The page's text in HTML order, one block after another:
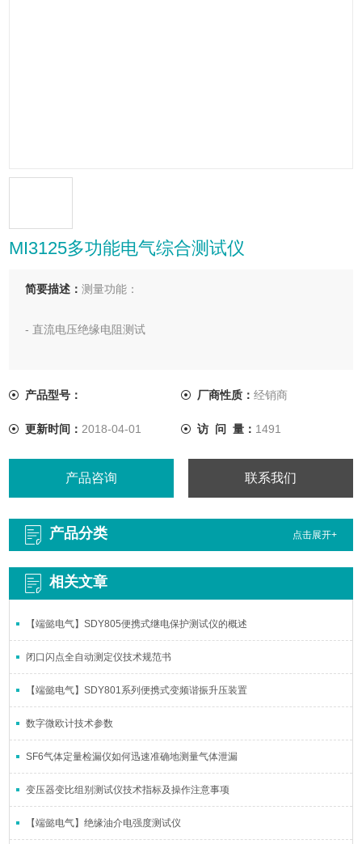
MI3125多功能电气综合测试仪
简要描述：测量功能：
- 直流电压绝缘电阻测试
产品型号：
厂商性质： 经销商
更新时间： 2018-04-01 访 问 量： 1491
产品咨询 联系我们
产品分类 点击展开+
相关文章
【端懿电气】SDY805便携式继电保护测试仪的概述
闭口闪点全自动测定仪技术规范书
【端懿电气】SDY801系列便携式变频谐振升压装置
数字微欧计技术参数
SF6气体定量检漏仪如何迅速准确地测量气体泄漏
变压器变比组别测试仪技术指标及操作注意事项
【端懿电气】绝缘油介电强度测试仪